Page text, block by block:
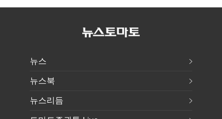
표준화
제동 걸린 은행
뉴스
뉴스북
뉴스리듬